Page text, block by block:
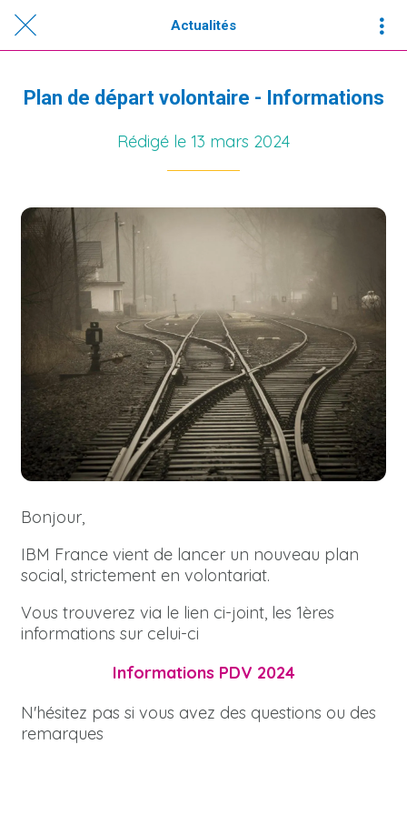
Actualités
Plan de départ volontaire - Informations
Rédigé le 13 mars 2024
Bonjour,
IBM France vient de lancer un nouveau plan
social, strictement en volontariat.
Vous trouverez via le lien ci-joint, les 1ères
informations sur celui-ci
Informations PDV 2024
N'hésitez pas si vous avez des questions ou des
remarques